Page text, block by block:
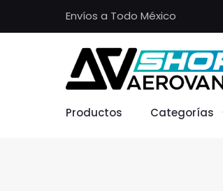
Envíos a Todo México
Productos Categorías